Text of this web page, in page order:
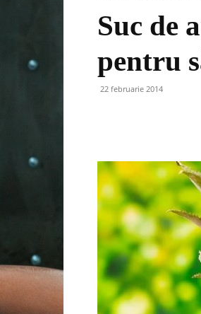
Suc de
pentru
22 februarie 2014